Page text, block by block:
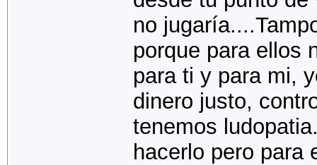
no
porque para ellos
para ti y para mi,
dinero justo,
tenemos
hacerlo pero para